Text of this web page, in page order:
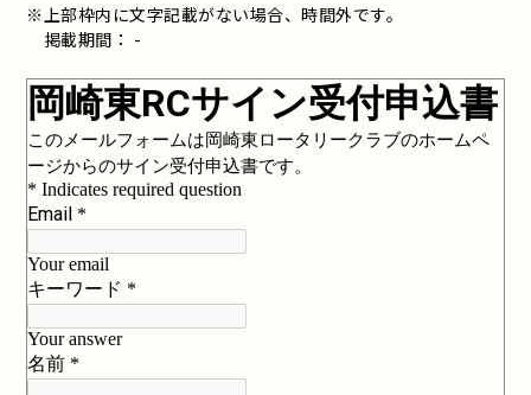
※上部枠内に文字記載がない場合、時間外です。
掲載期間： -